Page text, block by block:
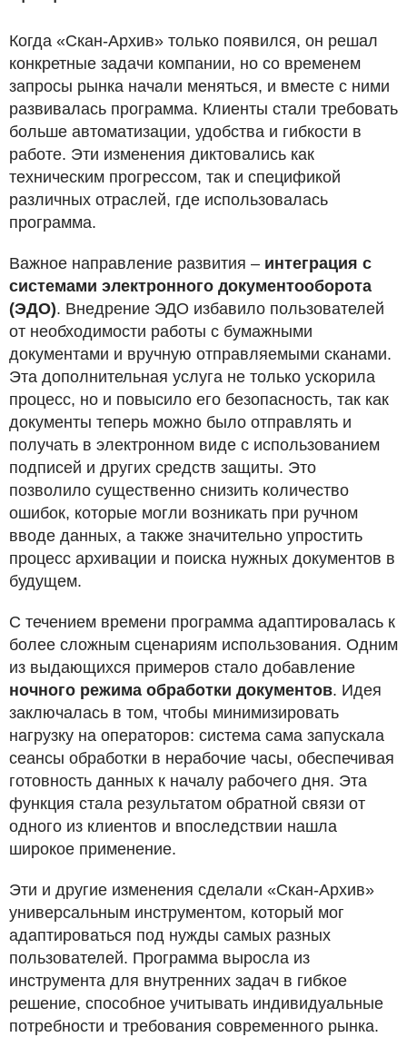
Когда «Скан-Архив» только появился, он решал
конкретные задачи компании, но со временем
запросы рынка начали меняться, и вместе с ними
развивалась программа. Клиенты стали требовать
больше автоматизации, удобства и гибкости в
работе. Эти изменения диктовались как
техническим прогрессом, так и спецификой
различных отраслей, где использовалась
программа.
Важное направление развития – интеграция с
системами электронного документооборота
(ЭДО). Внедрение ЭДО избавило пользователей
от необходимости работы с бумажными
документами и вручную отправляемыми сканами.
Эта дополнительная услуга не только ускорила
процесс, но и повысило его безопасность, так как
документы теперь можно было отправлять и
получать в электронном виде с использованием
подписей и других средств защиты. Это
позволило существенно снизить количество
ошибок, которые могли возникать при ручном
вводе данных, а также значительно упростить
процесс архивации и поиска нужных документов в
будущем.
С течением времени программа адаптировалась к
более сложным сценариям использования. Одним
из выдающихся примеров стало добавление
ночного режима обработки документов. Идея
заключалась в том, чтобы минимизировать
нагрузку на операторов: система сама запускала
сеансы обработки в нерабочие часы, обеспечивая
готовность данных к началу рабочего дня. Эта
функция стала результатом обратной связи от
одного из клиентов и впоследствии нашла
широкое применение.
Эти и другие изменения сделали «Скан-Архив»
универсальным инструментом, который мог
адаптироваться под нужды самых разных
пользователей. Программа выросла из
инструмента для внутренних задач в гибкое
решение, способное учитывать индивидуальные
потребности и требования современного рынка.